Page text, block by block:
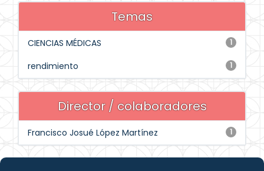
Temas
1
CIENCIAS MÉDICAS
1
rendimiento
Director / colaboradores
1
Francisco Josué López Martínez